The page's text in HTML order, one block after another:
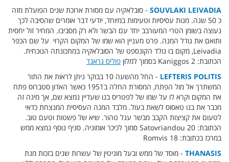
SOUVLAKI LEIVADIA - סובלאקיה עם מסורת ארוכת שנים הפועלת מזה
כ 50 שנה. מנות עסיסיות וטעימות במיוחד, יודעי דבר אומרים שהסיבה לכך
נעוצה בשומן הטרי המעורבב יחד עם הבשר ולא רק מסביבו. המחיר זול יחסית
ותואם את גודל המנה. פרט מעניין הוא שמו של המקום הקרוי על שם הכפר
Leivadia, מקום בו נולד הקונספט של הסובלאקיה במתכונתה הנוכחית.
הכתובת: Kaniggos 2 בסמוך למלון
פוליס גראנד
LEFTERIS POLITIS
- החל מהשעה 10 בבוקר ניתן לראות את התור
המשתרך אל מול הפתח, המסורת החלה ב1951 כאשר האדון סטברוס פתח
את המקום וקרא לו על שמו של לפטריס בנו שעדיין נמצא שם, אך מינה זה
מכבר את בנו טאסוס לשאת בעול. מלבד המנה העסיסית המנצחת כדאי
לטעום את קציצות הקבב מבשר עגל טהור. שיא של פשטות וטעם טוב.
הכתובת: Satovriandou 20 סמוך לכיכר אומוניה. סניף נוסף נמצא ממש
במרכז בכתובת: Romvis 18
THANASIS - מוסד של ממש ובעל מוניטין של עשרות שנים בזכות מנת